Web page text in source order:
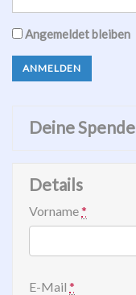
Angemeldet bleiben
Deine Spende
Details
Vorname*
E-Mail*